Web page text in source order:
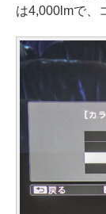
は4,000lmで、